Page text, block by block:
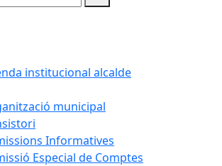
institucional alcalde
municipal
Informatives
Especial de Comptes